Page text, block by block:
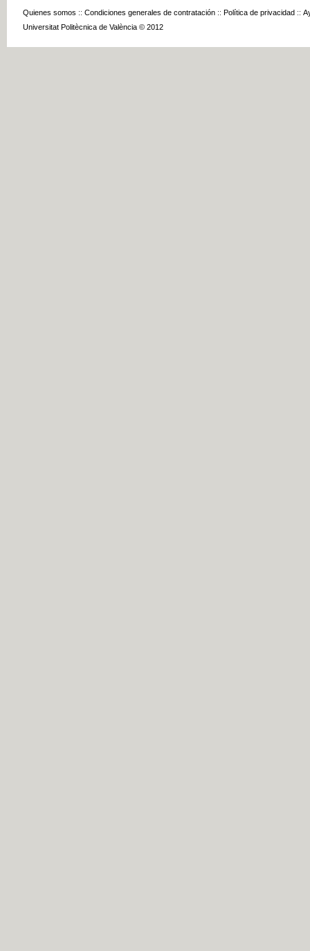
Quienes somos :: Condiciones generales de contratación :: Política de privacidad ::
Universitat Politècnica de València © 2012